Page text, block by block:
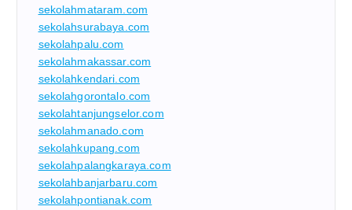
sekolahmataram.com
sekolahsurabaya.com
sekolahpalu.com
sekolahmakassar.com
sekolahkendari.com
sekolahgorontalo.com
sekolahtanjungselor.com
sekolahmanado.com
sekolahkupang.com
sekolahpalangkaraya.com
sekolahbanjarbaru.com
sekolahpontianak.com